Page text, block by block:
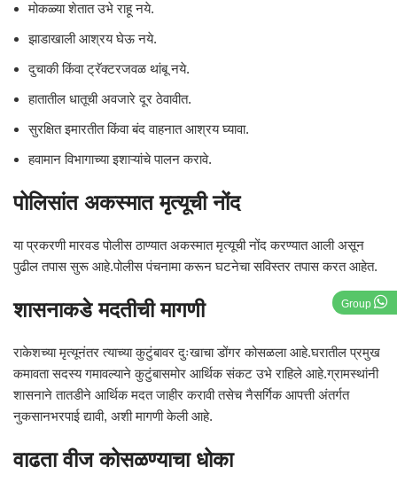
Group
मोकळ्या शेतात उभे राहू नये.
झाडाखाली आश्रय घेऊ नये.
दुचाकी किंवा ट्रॅक्टरजवळ थांबू नये.
हातातील धातूची अवजारे दूर ठेवावीत.
सुरक्षित इमारतीत किंवा बंद वाहनात आश्रय घ्यावा.
हवामान विभागाच्या इशाऱ्यांचे पालन करावे.
पोलिसांत अकस्मात मृत्यूची नोंद
या प्रकरणी मारवड पोलीस ठाण्यात अकस्मात मृत्यूची नोंद करण्यात आली असून
पुढील तपास सुरू आहे.पोलीस पंचनामा करून घटनेचा सविस्तर तपास करत आहेत.
शासनाकडे मदतीची मागणी
राकेशच्या मृत्यूनंतर त्याच्या कुटुंबावर दुःखाचा डोंगर कोसळला आहे.घरातील प्रमुख
कमावता सदस्य गमावल्याने कुटुंबासमोर आर्थिक संकट उभे राहिले आहे.ग्रामस्थांनी
शासनाने तातडीने आर्थिक मदत जाहीर करावी तसेच नैसर्गिक आपत्ती अंतर्गत
नुकसानभरपाई द्यावी, अशी मागणी केली आहे.
वाढता वीज कोसळण्याचा धोका